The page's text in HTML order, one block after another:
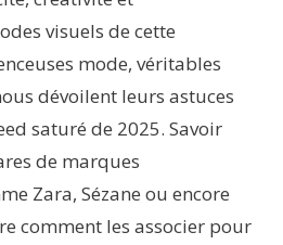
visuels de cette
mode, véritables
dévoilent leurs astuces
saturé de 2025. Savoir
de marques
Zara, Sézane ou encore
comment les associer pour